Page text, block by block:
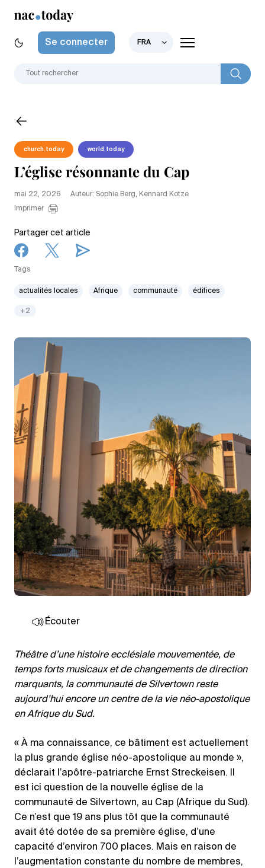
Se connecter FRA
church.today world.today
L’église résonnante du Cap
mai 22, 2026
Auteur: Sophie Berg, Kennard Kotze
Imprimer
Partager cet article
Tags
actualités locales Afrique communauté édifices
+2
Écouter
Théâtre d’une histoire ecclésiale mouvementée, de
temps forts musicaux et de changements de direction
marquants, la communauté de Silvertown reste
aujourd’hui encore un centre de la vie néo-apostolique
en Afrique du Sud.
« À ma connaissance, ce bâtiment est actuellement
la plus grande église néo-apostolique au monde »,
déclarait l’apôtre-patriarche Ernst Streckeisen. Il
est ici question de la nouvelle église de la
communauté de Silvertown, au Cap (Afrique du Sud).
Ce n’est que 19 ans plus tôt que la communauté
avait été dotée de sa première église, d’une
capacité d’environ 700 places. Mais en raison de
l’augmentation constante du nombre de membres,